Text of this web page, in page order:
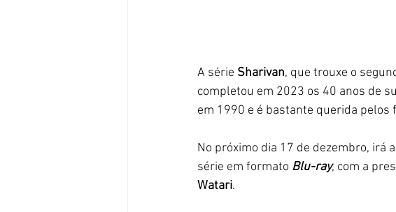
A série Sharivan, que trouxe o
completou em 2023 os 40 anos de
em 1990 e é bastante querida pelos
No próximo dia 17 de dezembro, irá
série em formato Blu-ray, com a
Watari.